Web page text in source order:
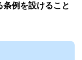
例を設けること